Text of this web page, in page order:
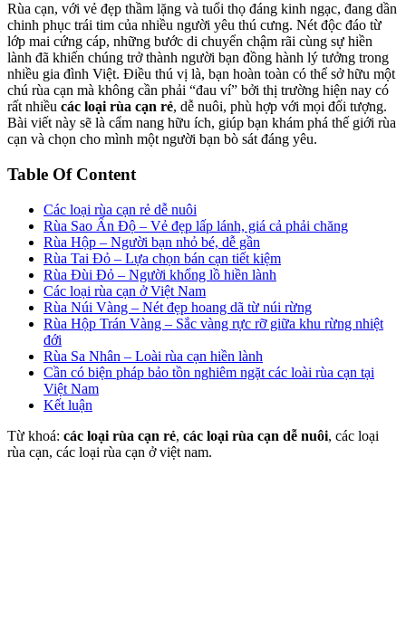
Rùa cạn, với vẻ đẹp thầm lặng và tuổi thọ đáng kinh ngạc, đang dần
chinh phục trái tim của nhiều người yêu thú cưng. Nét độc đáo từ
lớp mai cứng cáp, những bước di chuyển chậm rãi cùng sự hiền
lành đã khiến chúng trở thành người bạn đồng hành lý tưởng trong
nhiều gia đình Việt. Điều thú vị là, bạn hoàn toàn có thể sở hữu một
chú rùa cạn mà không cần phải “đau ví” bởi thị trường hiện nay có
rất nhiều các loại rùa cạn rẻ, dễ nuôi, phù hợp với mọi đối tượng.
Bài viết này sẽ là cẩm nang hữu ích, giúp bạn khám phá thế giới rùa
cạn và chọn cho mình một người bạn bò sát đáng yêu.
Table Of Content
Các loại rùa cạn rẻ dễ nuôi
Rùa Sao Ấn Độ – Vẻ đẹp lấp lánh, giá cả phải chăng
Rùa Hộp – Người bạn nhỏ bé, dễ gần
Rùa Tai Đỏ – Lựa chọn bán cạn tiết kiệm
Rùa Đùi Đỏ – Người khổng lồ hiền lành
Các loại rùa cạn ở Việt Nam
Rùa Núi Vàng – Nét đẹp hoang dã từ núi rừng
Rùa Hộp Trán Vàng – Sắc vàng rực rỡ giữa khu rừng nhiệt
đới
Rùa Sa Nhân – Loài rùa cạn hiền lành
Cần có biện pháp bảo tồn nghiêm ngặt các loài rùa cạn tại
Việt Nam
Kết luận
Từ khoá: các loại rùa cạn rẻ, các loại rùa cạn dễ nuôi, các loại
rùa cạn, các loại rùa cạn ở việt nam.